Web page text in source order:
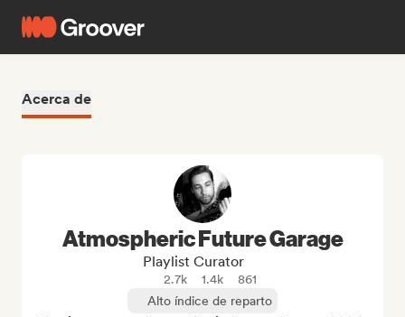
Acerca de
Atmospheric Future Garage
Playlist Curator
2.7k 1.4k
861
Alto índice de reparto